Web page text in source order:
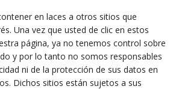
en laces a otros sitios que
Una vez que usted de clic en estos
página, ya no tenemos control sobre
y por lo tanto no somos responsables
ni de la protección de sus datos en
Dichos sitios están sujetos a sus